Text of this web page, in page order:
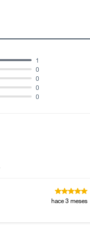
0
0
0
0
1
hace 3 meses